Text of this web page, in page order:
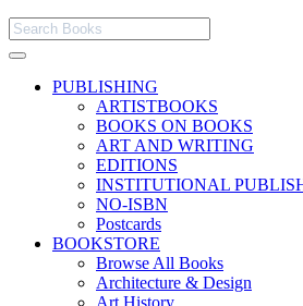
PUBLISHING
ARTISTBOOKS
BOOKS ON BOOKS
ART AND WRITING
EDITIONS
INSTITUTIONAL
NO-ISBN
Postcards
BOOKSTORE
Browse All Books
Architecture & Design
Art History